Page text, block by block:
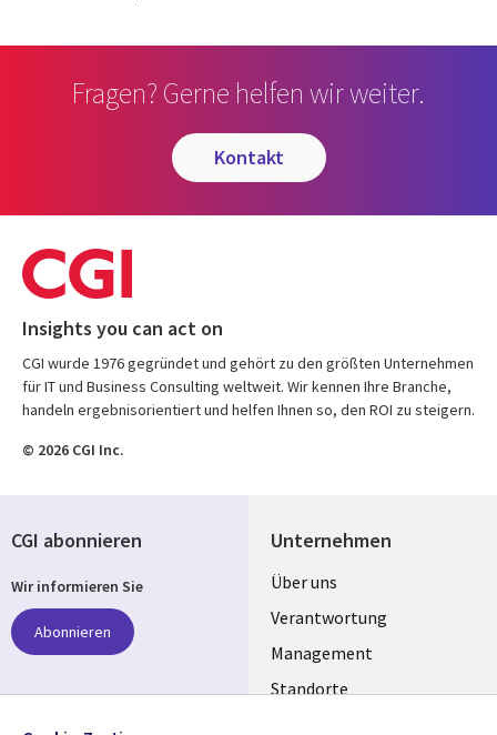
Fragen? Gerne helfen wir weiter.
kontakt
Insights you can act on
CGI wurde 1976 gegründet und gehört zu den größten Unternehmen
für IT und Business Consulting weltweit. Wir kennen Ihre Branche,
handeln ergebnisorientiert und helfen Ihnen so, den ROI zu steigern.
© 2026 CGI Inc.
Unternehmen
Useful
links
GERMANY
Über uns
Verantwortung
Management
Standorte
CGI abonnieren
Wir informieren Sie
Abonnieren